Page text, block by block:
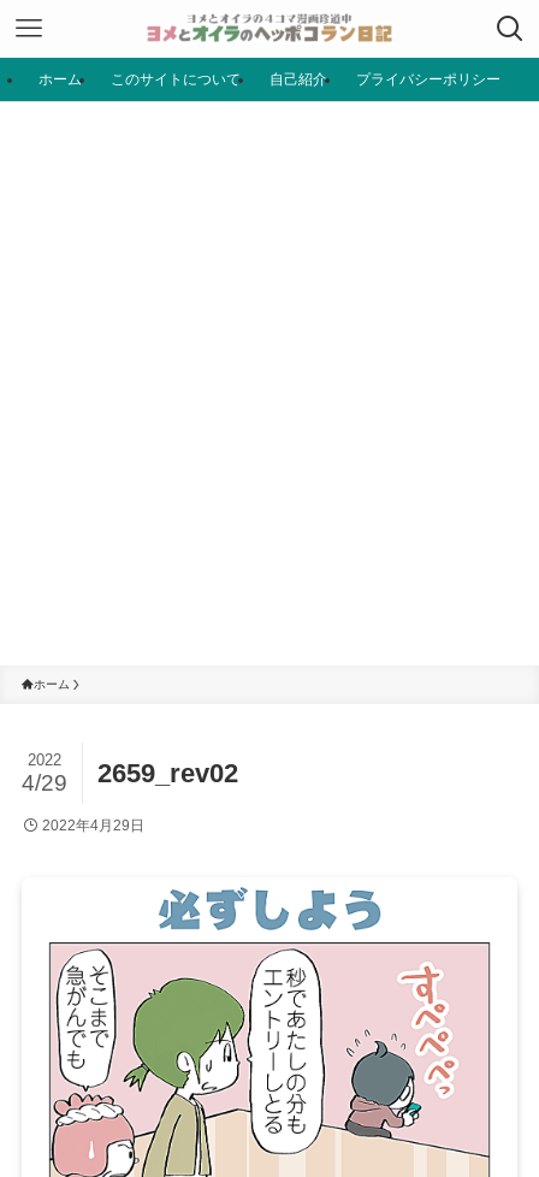
ホーム このサイトについて 自己紹介 プライバシーポリシー
ホーム
2659_rev02
2022
4/29
2022年4月29日